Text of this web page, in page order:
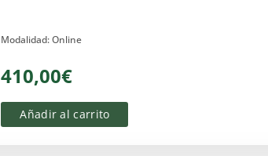
Modalidad: Online
410,00€
Añadir al carrito